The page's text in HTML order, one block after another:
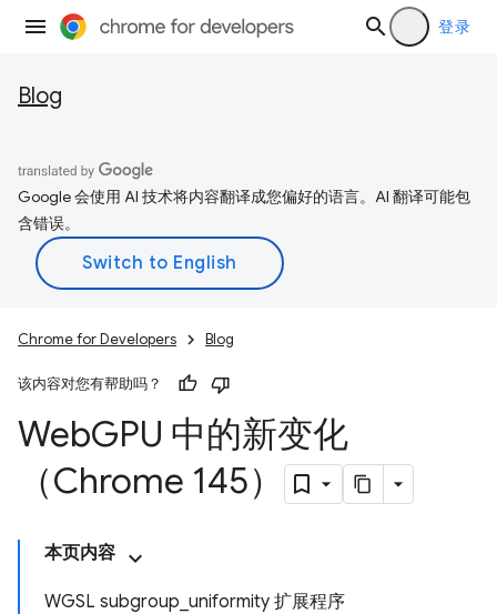
登录
Blog
Google 会使用 AI 技术将内容翻译成您偏好的语言。AI 翻译可能包
含错误。
Chrome for Developers Blog
该内容对您有帮助吗？
WebGPU 中的新变化
（Chrome 145）
本页内容
WGSL subgroup_uniformity 扩展程序